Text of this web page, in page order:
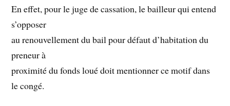
En effet, pour le juge de cassation, le bailleur qui entend
s’opposer
au renouvellement du bail pour défaut d’habitation du
preneur à
proximité du fonds loué doit mentionner ce motif dans
le congé.